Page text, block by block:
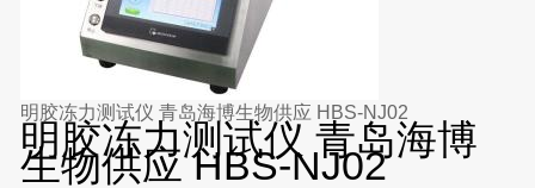
明胶冻力测试仪 青岛海博生物供应 HBS-NJ02
明胶冻力测试仪 青岛海博
生物供应 HBS-NJ02